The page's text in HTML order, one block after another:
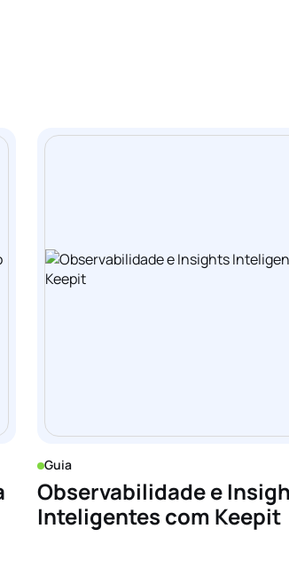
Guia
Observabilidade e
Inteligentes com Keepit